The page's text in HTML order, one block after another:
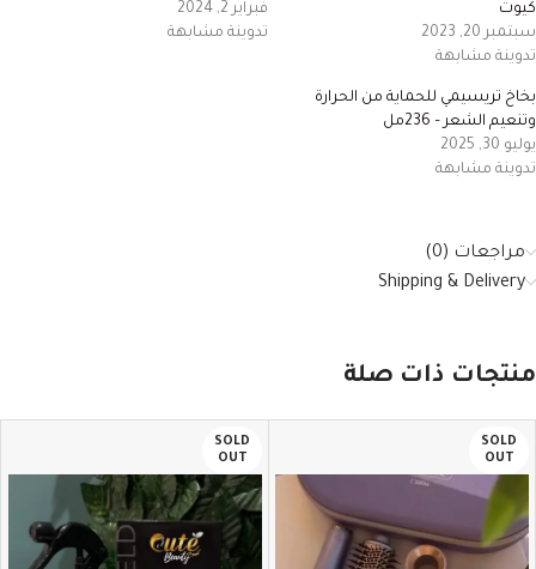
كيوت
سبتمبر 20, 2023
تدوينة مشابهة
فبراير 2, 2024
تدوينة مشابهة
بخاخ تريسيمي للحماية من الحرارة
وتنعيم الشعر – 236مل
يوليو 30, 2025
تدوينة مشابهة
مراجعات (0)
Shipping & Delivery
منتجات ذات صلة
SOLD
OUT
SOLD
OUT